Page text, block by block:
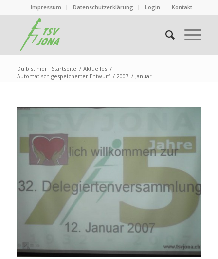
Impressum Datenschutzerklärung Login Kontakt
Du bist hier: Startseite / Aktuelles /
Automatisch gespeicherter Entwurf / 2007 / Januar